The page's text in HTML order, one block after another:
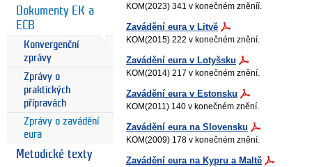
Dokumenty EK a
ECB
Konvergenční
zprávy
Zprávy o
praktických
přípravách
Zprávy o zavádění
eura
Metodické texty
KOM(2023) 341 v konečném zněníí.
Zavádění eura v Litvě
KOM(2015) 222 v konečném znění.
Zavádění eura v Lotyšsku
KOM(2014) 217 v konečném znění.
Zavádění eura v Estonsku
KOM(2011) 140 v konečném znění.
Zavádění eura na Slovensku
KOM(2009) 178 v konečném znění.
Zavádění eura na Kypru a Maltě